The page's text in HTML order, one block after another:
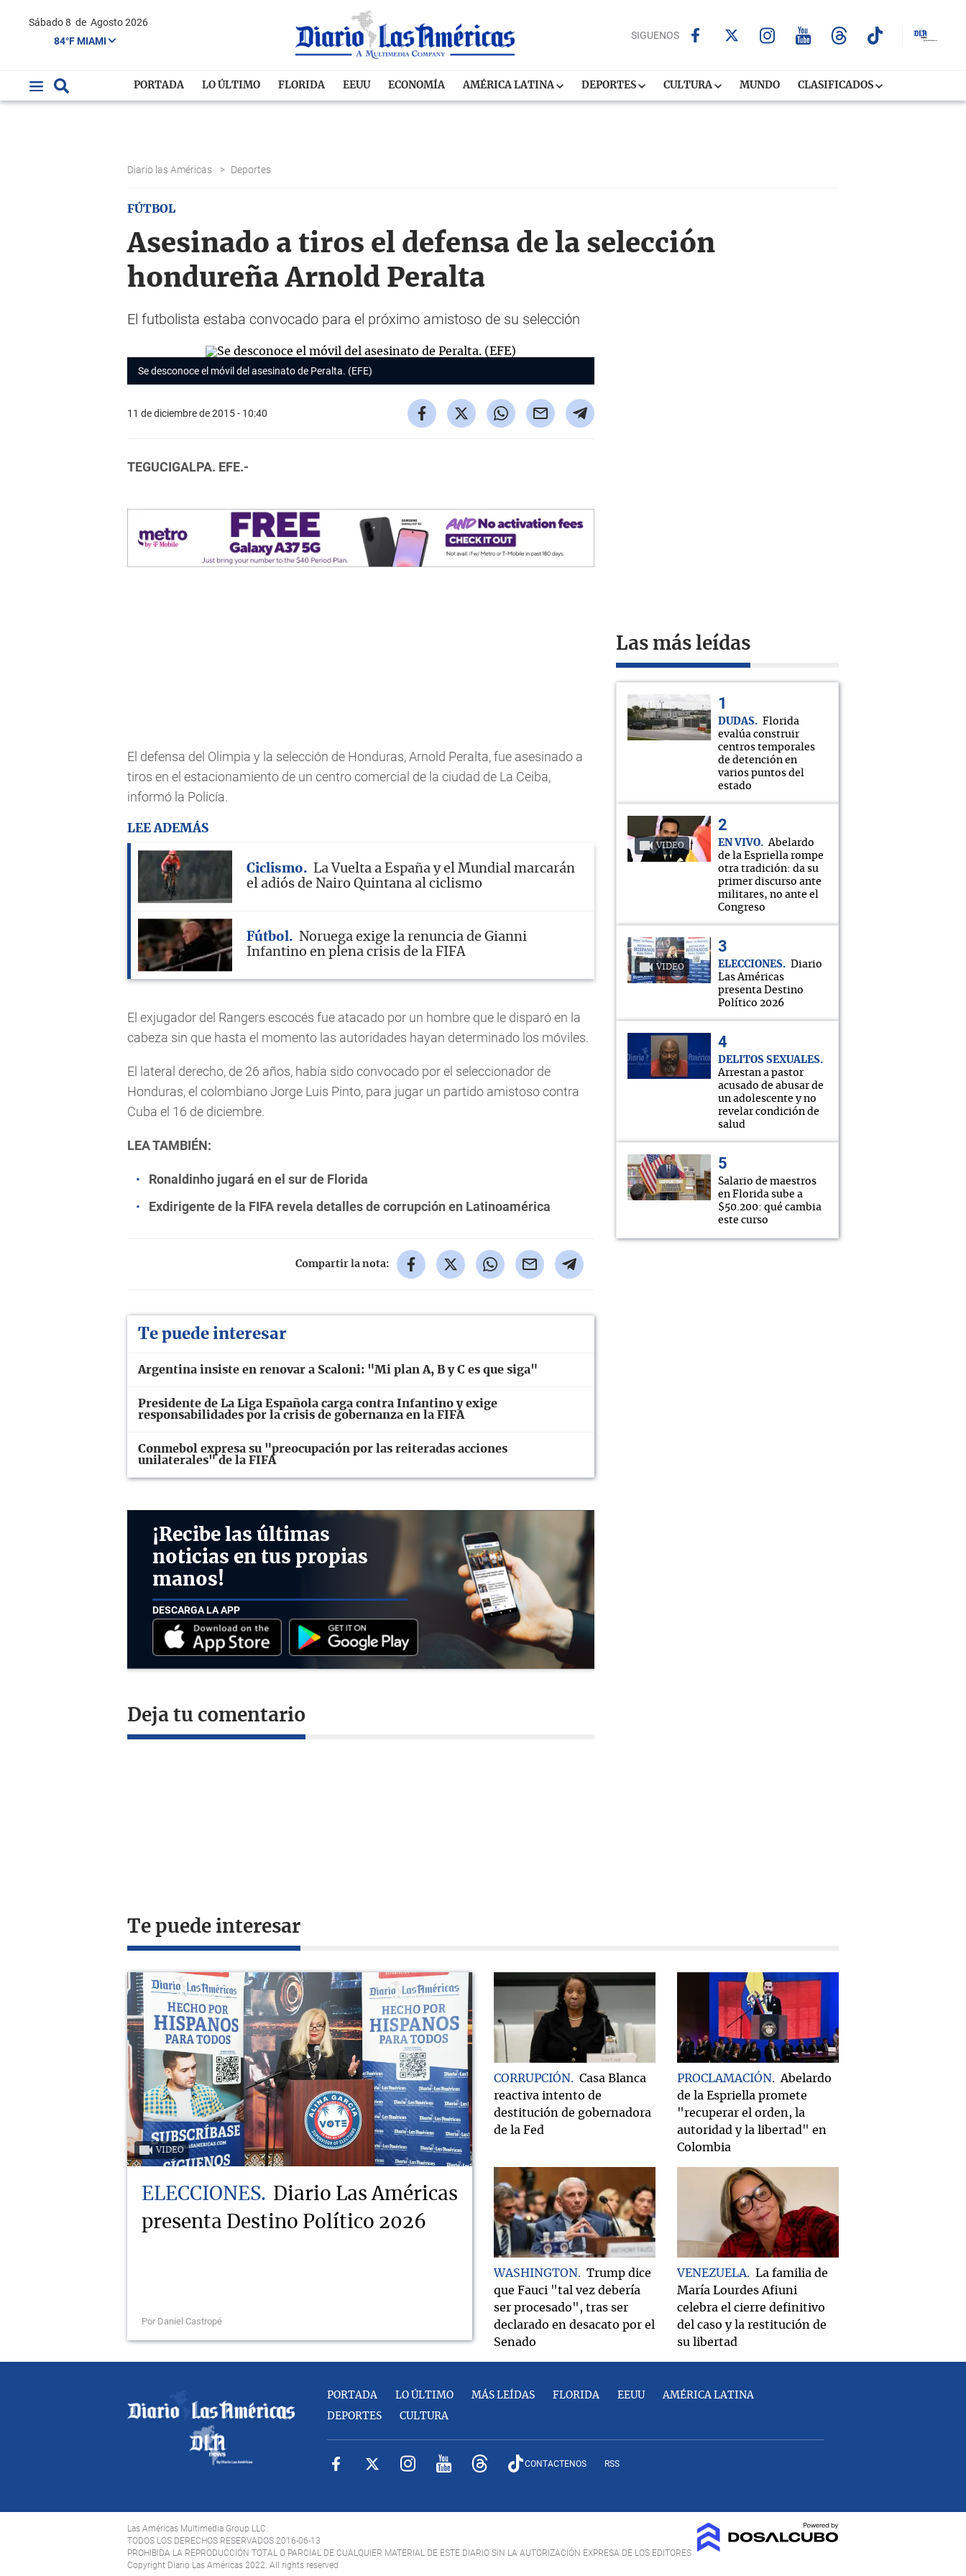
Sábado 8 de Agosto 2026
84°F MIAMI
SIGUENOS
PORTADA LO ÚLTIMO FLORIDA EEUU ECONOMÍA AMÉRICA LATINA DEPORTES CULTURA MUNDO CLASIFICADOS
Diario las Américas > Deportes
FÚTBOL
Asesinado a tiros el defensa de la selección
hondureña Arnold Peralta
El futbolista estaba convocado para el próximo amistoso de su selección
Se desconoce el móvil del asesinato de Peralta. (EFE)
11 de diciembre de 2015 - 10:40
TEGUCIGALPA. EFE.-
El defensa del Olimpia y la selección de Honduras, Arnold Peralta, fue asesinado a
tiros en el estacionamiento de un centro comercial de la ciudad de La Ceiba,
informó la Policía.
LEE ADEMÁS
Ciclismo
La Vuelta a España y el Mundial marcarán
el adiós de Nairo Quintana al ciclismo
Fútbol
Noruega exige la renuncia de Gianni
Infantino en plena crisis de la FIFA
El exjugador del Rangers escocés fue atacado por un hombre que le disparó en la
cabeza sin que hasta el momento las autoridades hayan determinado los móviles.
El lateral derecho, de 26 años, había sido convocado por el seleccionador de
Honduras, el colombiano Jorge Luis Pinto, para jugar un partido amistoso contra
Cuba el 16 de diciembre.
LEA TAMBIÉN:
Ronaldinho jugará en el sur de Florida
Exdirigente de la FIFA revela detalles de corrupción en Latinoamérica
Compartir la nota:
Te puede interesar
Argentina insiste en renovar a Scaloni: "Mi plan A, B y C es que siga"
Presidente de La Liga Española carga contra Infantino y exige
responsabilidades por la crisis de gobernanza en la FIFA
Conmebol expresa su "preocupación por las reiteradas acciones
unilaterales" de la FIFA
¡Recibe las últimas
noticias en tus propias
manos!
DESCARGA LA APP
Deja tu comentario
Las más leídas
DUDAS
Florida
evalúa construir
centros temporales
de detención en
varios puntos del
estado
VIDEO EN VIVO
Abelardo
de la Espriella rompe
otra tradición: da su
primer discurso ante
militares, no ante el
Congreso
VIDEO ELECCIONES
Diario
Las Américas
presenta Destino
Político 2026
DELITOS SEXUALES
Arrestan a pastor
acusado de abusar de
un adolescente y no
revelar condición de
salud
Salario de maestros
en Florida sube a
$50.200: qué cambia
este curso
Te puede interesar
VIDEO
ELECCIONES
Diario Las Américas
presenta Destino Político 2026
Por Daniel Castropé
CORRUPCIÓN
Casa Blanca
reactiva intento de
destitución de gobernadora
de la Fed
PROCLAMACIÓN
Abelardo
de la Espriella promete
"recuperar el orden, la
autoridad y la libertad" en
Colombia
WASHINGTON
Trump dice
que Fauci "tal vez debería
ser procesado", tras ser
declarado en desacato por el
Senado
VENEZUELA
La familia de
María Lourdes Afiuni
celebra el cierre definitivo
del caso y la restitución de
su libertad
PORTADA LO ÚLTIMO MÁS LEÍDAS FLORIDA EEUU AMÉRICA LATINA
DEPORTES CULTURA
CONTACTENOS RSS
Las Américas Multimedia Group LLC.
TODOS LOS DERECHOS RESERVADOS 2016-06-13
PROHIBIDA LA REPRODUCCIÓN TOTAL O PARCIAL DE CUALQUIER MATERIAL DE ESTE DIARIO SIN LA AUTORIZACIÓN EXPRESA DE LOS EDITORES
Copyright Diario Las Américas 2022. All rights reserved